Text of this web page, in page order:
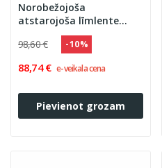
Norobežojoša
atstarojoša līmlente
BARRIER 50 mm x 45,7 m
dzelteni/melna
98,60 € - 10 %
88,74 € e-veikala cena
Pievienot grozam